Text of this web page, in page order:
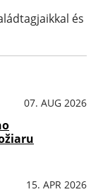
és
07. AUG 2026
15. APR 2026